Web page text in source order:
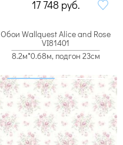
17 748 руб.
Обои Wallquest Alice and Rose
VI81401
8.2м*0.68м, подгон 23см